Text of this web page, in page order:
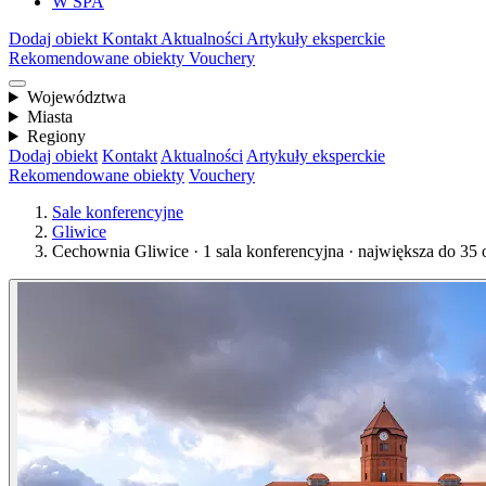
Dodaj obiekt Kontakt Aktualności Artykuły eksperckie
Rekomendowane obiekty Vouchery
Województwa
Miasta
Regiony
Dodaj obiekt Kontakt Aktualności Artykuły eksperckie
Rekomendowane obiekty Vouchery
Sale konferencyjne
Gliwice
Cechownia Gliwice · 1 sala konferencyjna · największa do 35